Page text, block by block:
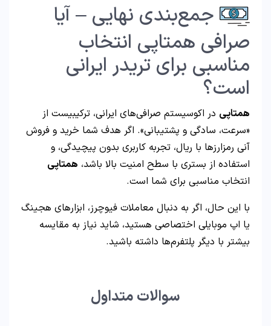
جمع‌بندی نهایی – آیا
صرافی همتاپی انتخاب
مناسبی برای تریدر ایرانی
است؟
همتاپی در اکوسیستم صرافی‌های ایرانی، ترکیبیست از
«سرعت، سادگی و پشتیبانی». اگر هدف شما خرید و فروش
آنی رمزارزها با ریال، تجربه کاربری بدون پیچیدگی، و
استفاده از بستری با سطح امنیت بالا باشد، همتاپی
انتخاب مناسبی برای شما است.
با این حال، اگر به دنبال معاملات فیوچرز، ابزارهای هجینگ
یا اپ موبایلی اختصاصی هستید، شاید نیاز به مقایسه
بیشتر با دیگر پلتفرم‌ها داشته باشید.
سوالات متداول